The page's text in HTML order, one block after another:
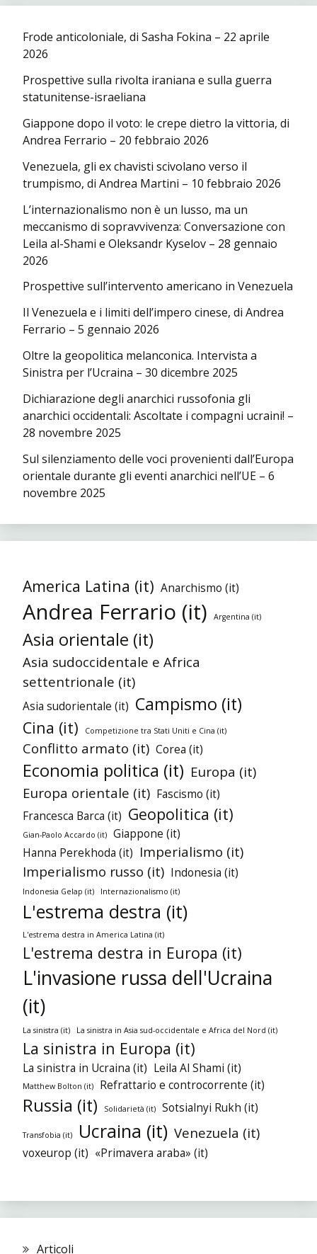
Frode anticoloniale, di Sasha Fokina – 22 aprile
2026
Prospettive sulla rivolta iraniana e sulla guerra
statunitense-israeliana
Giappone dopo il voto: le crepe dietro la vittoria, di
Andrea Ferrario – 20 febbraio 2026
Venezuela, gli ex chavisti scivolano verso il
trumpismo, di Andrea Martini – 10 febbraio 2026
L’internazionalismo non è un lusso, ma un
meccanismo di sopravvivenza: Conversazione con
Leila al-Shami e Oleksandr Kyselov – 28 gennaio
2026
Prospettive sull’intervento americano in Venezuela
Il Venezuela e i limiti dell’impero cinese, di Andrea
Ferrario – 5 gennaio 2026
Oltre la geopolitica melanconica. Intervista a
Sinistra per l’Ucraina – 30 dicembre 2025
Dichiarazione degli anarchici russofonia gli
anarchici occidentali: Ascoltate i compagni ucraini! –
28 novembre 2025
Sul silenziamento delle voci provenienti dall’Europa
orientale durante gli eventi anarchici nell’UE – 6
novembre 2025
America Latina (it) Anarchismo (it)
Andrea Ferrario (it) Argentina (it)
Asia orientale (it)
Asia sudoccidentale e Africa
settentrionale (it)
Asia sudorientale (it) Campismo (it)
Cina (it) Competizione tra Stati Uniti e Cina (it)
Conflitto armato (it) Corea (it)
Economia politica (it) Europa (it)
Europa orientale (it) Fascismo (it)
Francesca Barca (it) Geopolitica (it)
Gian-Paolo Accardo (it)
Giappone (it)
Hanna Perekhoda (it) Imperialismo (it)
Imperialismo russo (it) Indonesia (it)
Indonesia Gelap (it) Internazionalismo (it)
L'estrema destra (it)
L'estrema destra in America Latina (it)
L'estrema destra in Europa (it)
L'invasione russa dell'Ucraina
(it)
La sinistra (it) La sinistra in Asia sud-occidentale e Africa del Nord (it)
La sinistra in Europa (it)
La sinistra in Ucraina (it) Leila Al Shami (it)
Matthew Bolton (it) Refrattario e controcorrente (it)
Russia (it) Solidarietà (it) Sotsialnyi Rukh (it)
Transfobia (it) Ucraina (it) Venezuela (it)
voxeurop (it) «Primavera araba» (it)
Articoli